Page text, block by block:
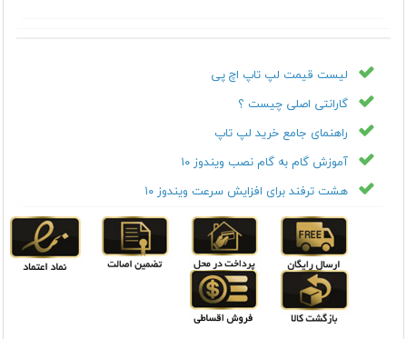
لیست قیمت لپ تاپ اچ پی
گارانتی اصلی چیست ؟
راهنمای جامع خرید لپ تاپ
آموزش گام به گام نصب ویندوز ۱۰
هشت ترفند برای افزایش سرعت ویندوز ۱۰